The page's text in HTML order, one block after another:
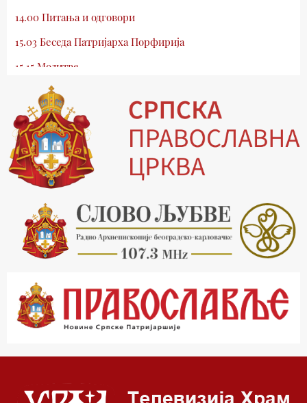
14.00 Питања и одговори
15.03 Беседа Патријарха Порфирија
15.15 Молитве
15.30 Млади у Цркви
16.03 Српски јерарси
16.30 Хроника Архиепископије
17.03 Фолклор магазин
17.30 Тврђаве Дунава
18.03 Кроз историју Београда
18.30 Врлинослов
19.40 Вечерње молитве
20.00 Вести из Цркве
20.15 Реч Архијереја